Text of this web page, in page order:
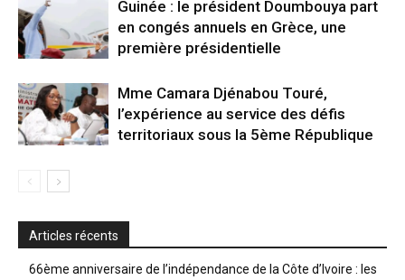
Guinée : le président Doumbouya part
en congés annuels en Grèce, une
première présidentielle
Mme Camara Djénabou Touré,
l’expérience au service des défis
territoriaux sous la 5ème République
Articles récents
66ème anniversaire de l’indépendance de la Côte d’Ivoire : les